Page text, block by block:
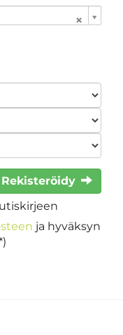
Rekisteröidy
ja hyväksyn